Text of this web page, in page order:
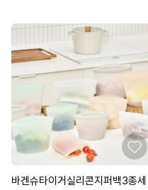
바겐슈타이거실리콘지퍼백3종세